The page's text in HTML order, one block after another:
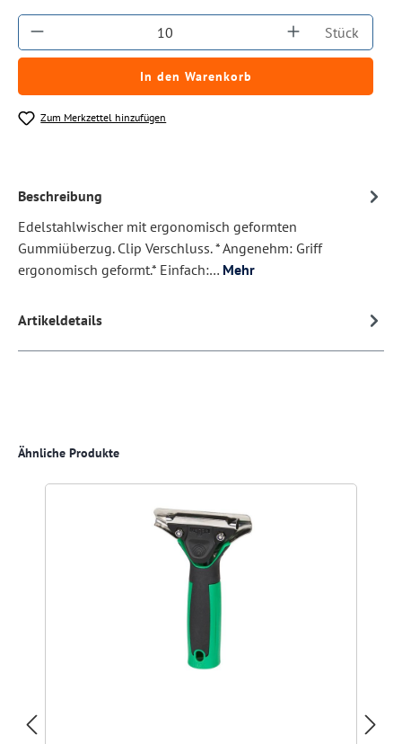
Produkt Anzahl: Gib den gewünschten
Stück
In den Warenkorb
Zum Merkzettel hinzufügen
Beschreibung
Edelstahlwischer mit ergonomisch geformten
Gummiüberzug. Clip Verschluss. * Angenehm: Griff
ergonomisch geformt.* Einfach:… Mehr
Artikeldetails
Produktgalerie überspringen
Ähnliche Produkte